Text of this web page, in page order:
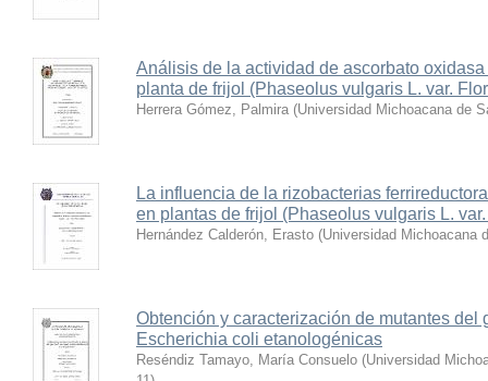
Análisis de la actividad de ascorbato
planta de frijol (Phaseolus vulgaris L. var.
Herrera Gómez, Palmira (Universidad Michoacana de
La influencia de la rizobacterias
en plantas de frijol (Phaseolus vulgaris L.
Hernández Calderón, Erasto (Universidad Michoacana
Obtención y caracterización de mutantes del
Escherichia coli etanologénicas
Reséndiz Tamayo, María Consuelo (Universidad